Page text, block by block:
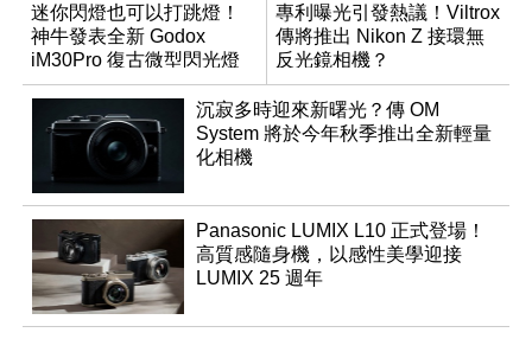
迷你閃燈也可以打跳燈！
神牛發表全新 Godox
iM30Pro 復古微型閃光燈
專利曝光引發熱議！Viltrox
傳將推出 Nikon Z 接環無
反光鏡相機？
沉寂多時迎來新曙光？傳 OM
System 將於今年秋季推出全新輕量
化相機
Panasonic LUMIX L10 正式登場！
高質感隨身機，以感性美學迎接
LUMIX 25 週年